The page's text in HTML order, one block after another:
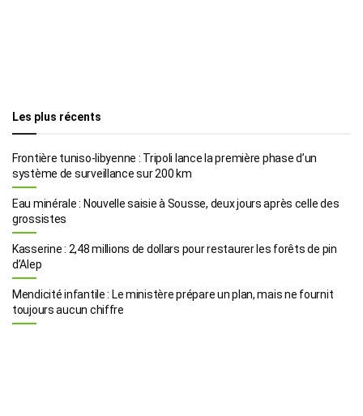
Les plus récents
Frontière tuniso-libyenne : Tripoli lance la première phase d’un
système de surveillance sur 200 km
Eau minérale : Nouvelle saisie à Sousse, deux jours après celle des
grossistes
Kasserine : 2,48 millions de dollars pour restaurer les forêts de pin
d’Alep
Mendicité infantile : Le ministère prépare un plan, mais ne fournit
toujours aucun chiffre